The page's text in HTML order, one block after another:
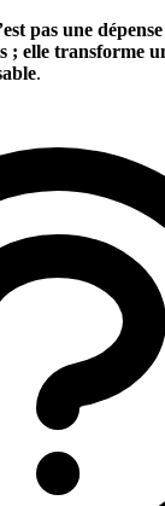
pas une
; elle transforme
.